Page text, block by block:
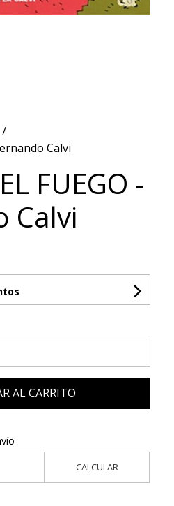
Calvi
FUEGO -
Calvi
AL CARRITO
CALCULAR